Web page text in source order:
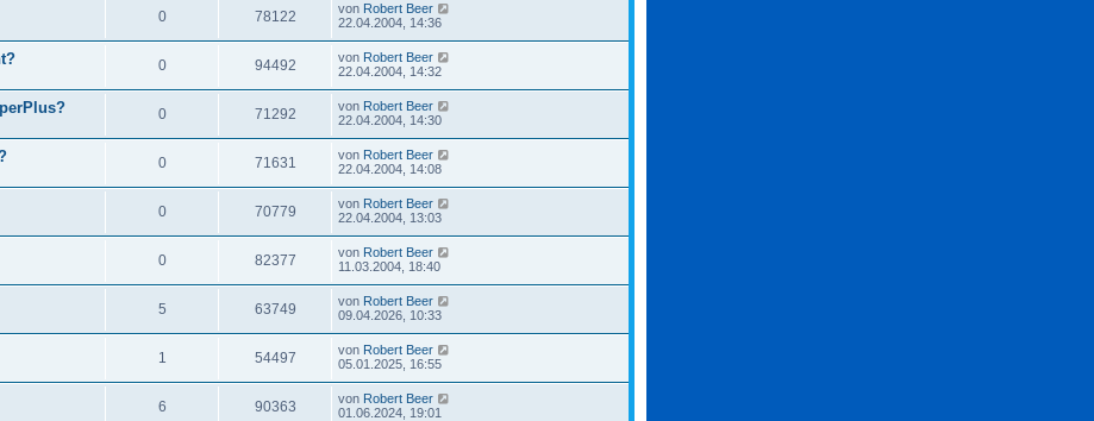
0 78122 von Robert Beer
22.04.2004, 14:36
0 94492 von Robert Beer
22.04.2004, 14:32
0 71292 von Robert Beer
22.04.2004, 14:30
0 71631 von Robert Beer
22.04.2004, 14:08
0 70779 von Robert Beer
22.04.2004, 13:03
0 82377 von Robert Beer
11.03.2004, 18:40
5 63749 von Robert Beer
09.04.2026, 10:33
1 54497 von Robert Beer
05.01.2025, 16:55
6 90363 von Robert Beer
01.06.2024, 19:01